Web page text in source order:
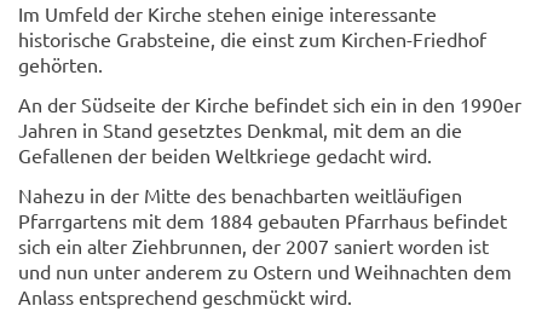
Im Umfeld der Kirche stehen einige interessante
historische Grabsteine, die einst zum Kirchen-Friedhof
gehörten.
An der Südseite der Kirche befindet sich ein in den 1990er
Jahren in Stand gesetztes Denkmal, mit dem an die
Gefallenen der beiden Weltkriege gedacht wird.
Nahezu in der Mitte des benachbarten weitläufigen
Pfarrgartens mit dem 1884 gebauten Pfarrhaus befindet
sich ein alter Ziehbrunnen, der 2007 saniert worden ist
und nun unter anderem zu Ostern und Weihnachten dem
Anlass entsprechend geschmückt wird.